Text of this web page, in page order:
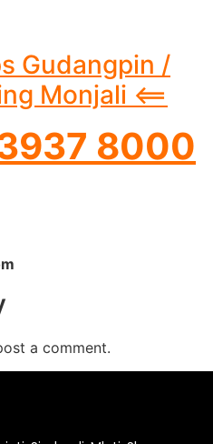
Gudangpin /
Monjali <==
8000
a comment.